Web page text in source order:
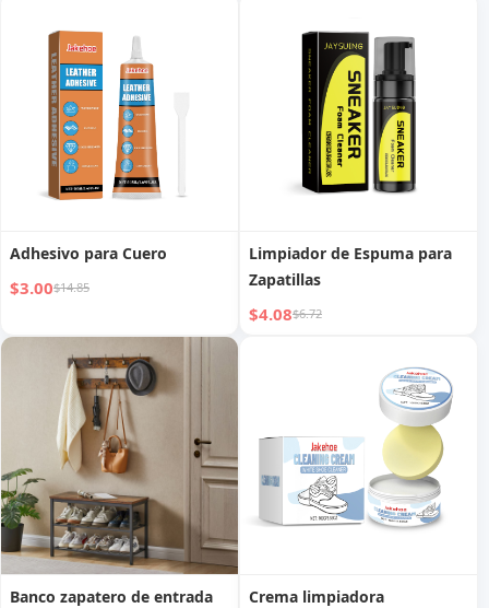
Adhesivo para Cuero
$3.00$14.85
Limpiador de Espuma para
Zapatillas
$4.08$6.72
Banco zapatero de entrada
Crema limpiadora